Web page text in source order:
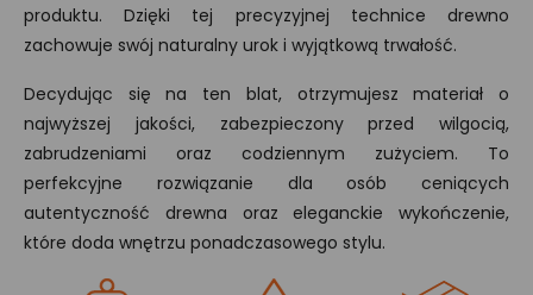
produktu. Dzięki tej precyzyjnej technice drewno
zachowuje swój naturalny urok i wyjątkową trwałość.
Decydując się na ten blat, otrzymujesz materiał o
najwyższej jakości, zabezpieczony przed wilgocią,
zabrudzeniami oraz codziennym zużyciem. To
perfekcyjne rozwiązanie dla osób ceniących
autentyczność drewna oraz eleganckie wykończenie,
które doda wnętrzu ponadczasowego stylu.